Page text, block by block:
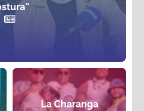
La Charanga